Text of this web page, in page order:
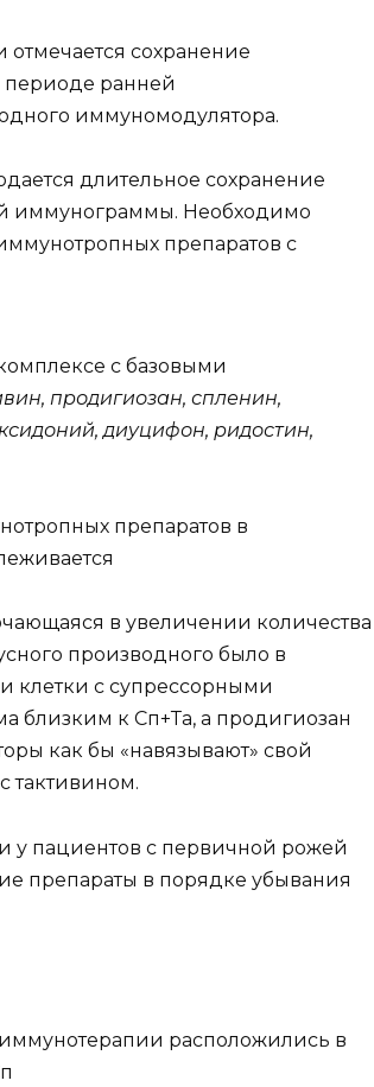
сохранение
периоде ранней
иммуномодулятора.
длительное сохранение
иммунограммы. Необходимо
препаратов с
с базовыми
продигиозан, спленин,
диуцифон, ридостин,
препаратов в
в увеличении количества
производного было в
клетки с супрессорными
близким к Сп+Та, а продигиозан
как бы «навязывают» свой
тактивином.
у пациентов с первичной рожей
препараты в порядке убывания
расположились в